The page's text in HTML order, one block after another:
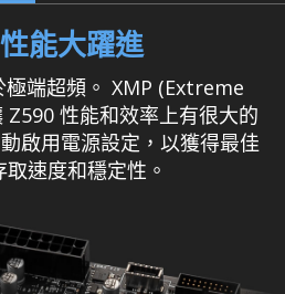
能大躍進
極端超頻。 XMP (Extreme
性能和效率上有很大的
啟用電源設定，以獲得最佳
速度和穩定性。